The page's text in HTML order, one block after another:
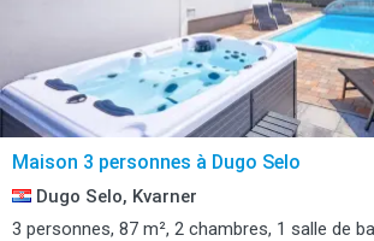
Maison 3 personnes à Dugo Selo
Dugo Selo, Kvarner
3 personnes, 87 m², 2 chambres, 1 salle de